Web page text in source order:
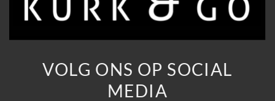
VOLG ONS OP SOCIAL
MEDIA